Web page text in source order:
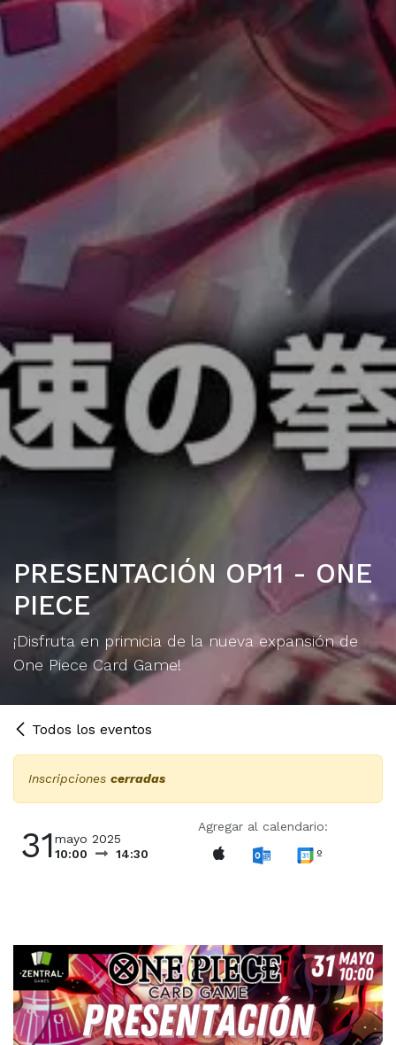
PRESENTACIÓN OP11 - ONE
PIECE
¡Disfruta en primicia de la nueva expansión de
One Piece Card Game!
Todos los eventos
Inscripciones cerradas
31mayo 2025
10:00
14:30
Agregar al calendario:
º